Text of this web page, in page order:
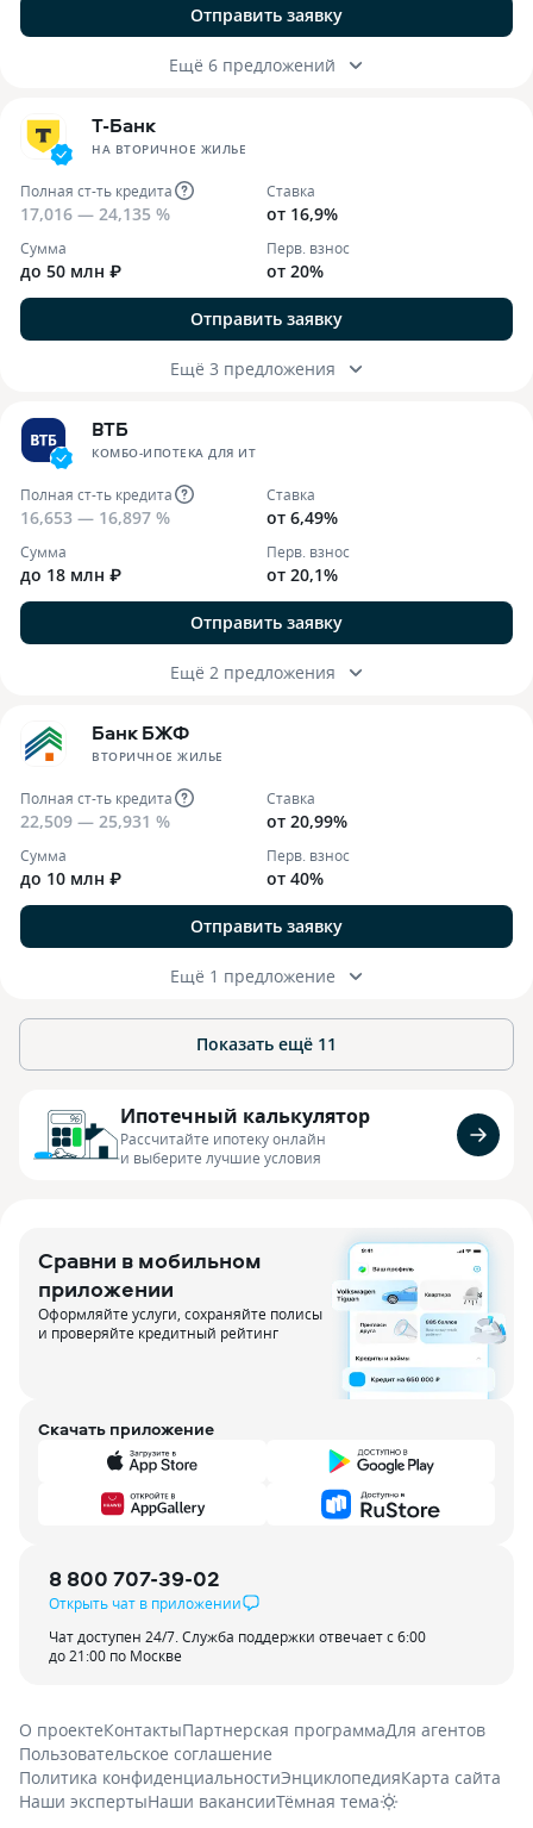
Отправить заявку
Ещё 6 предложений
Т-Банк
НА ВТОРИЧНОЕ ЖИЛЬЕ
Полная ст-ть кредита
17,016 — 24,135 %
Ставка
от 16,9%
Сумма
до 50 млн ₽
Перв. взнос
от 20%
Отправить заявку
Ещё 3 предложения
ВТБ
КОМБО-ИПОТЕКА ДЛЯ ИТ
Полная ст-ть кредита
16,653 — 16,897 %
Ставка
от 6,49%
Сумма
до 18 млн ₽
Перв. взнос
от 20,1%
Отправить заявку
Ещё 2 предложения
Банк БЖФ
ВТОРИЧНОЕ ЖИЛЬЕ
Полная ст-ть кредита
22,509 — 25,931 %
Ставка
от 20,99%
Сумма
до 10 млн ₽
Перв. взнос
от 40%
Отправить заявку
Ещё 1 предложение
Показать ещё 11
Ипотечный калькулятор
Рассчитайте ипотеку онлайн
и выберите лучшие условия
Сравни в мобильном
приложении
Оформляйте услуги, сохраняйте полисы
и проверяйте кредитный рейтинг
Скачать приложение
8 800 707-39-02
Открыть чат в приложении
Чат доступен 24/7. Служба поддержки отвечает с 6:00
до 21:00 по Москве
О проектеКонтактыПартнерская программаДля агентов
Пользовательское соглашение
Политика конфиденциальностиЭнциклопедияКарта сайта
Наши экспертыНаши вакансииТёмная тема